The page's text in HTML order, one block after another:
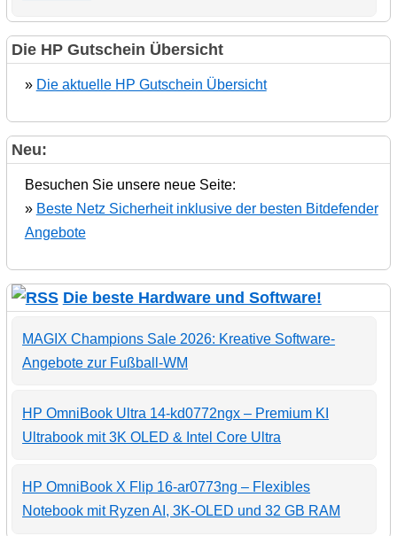
Die HP Gutschein Übersicht
» Die aktuelle HP Gutschein Übersicht
Neu:
Besuchen Sie unsere neue Seite:
» Beste Netz Sicherheit inklusive der besten Bitdefender
Angebote
Die beste Hardware und Software!
MAGIX Champions Sale 2026: Kreative Software-
Angebote zur Fußball-WM
HP OmniBook Ultra 14-kd0772ngx – Premium KI
Ultrabook mit 3K OLED & Intel Core Ultra
HP OmniBook X Flip 16-ar0773ng – Flexibles
Notebook mit Ryzen AI, 3K-OLED und 32 GB RAM